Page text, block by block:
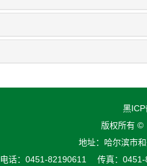
黑
版权所有 ©
地址：哈尔滨市
电话：0451-82190611 传真：